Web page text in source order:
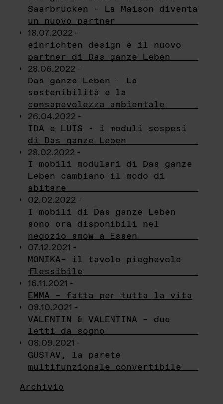
Saarbrücken - La Maison diventa
un nuovo partner
18.07.2022 -
einrichten design è il nuovo
partner di Das ganze Leben
28.06.2022 -
Das ganze Leben - La
sostenibilità e la
consapevolezza ambientale
26.04.2022 -
IDA e LUIS - i moduli sospesi
di Das ganze Leben
28.02.2022 -
I mobili modulari di Das ganze
Leben cambiano il modo di
abitare
02.02.2022 -
I mobili di Das ganze Leben
sono ora disponibili nel
negozio smow a Essen
07.12.2021 -
MONIKA– il tavolo pieghevole
flessibile
16.11.2021 -
EMMA – fatta per tutta la vita
08.10.2021 -
VALENTIN & VALENTINA – due
letti da sogno
08.09.2021 -
GUSTAV, la parete
multifunzionale convertibile
Archivio